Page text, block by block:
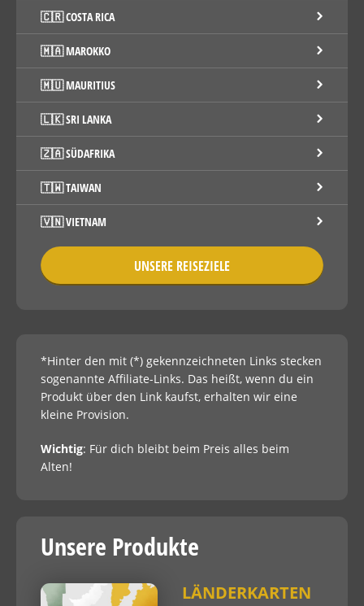
🇨🇷 COSTA RICA
🇲🇦 MAROKKO
🇲🇺 MAURITIUS
🇱🇰 SRI LANKA
🇿🇦 SÜDAFRIKA
🇹🇼 TAIWAN
🇻🇳 VIETNAM
UNSERE REISEZIELE
*Hinter den mit (*) gekennzeichneten Links stecken
sogenannte Affiliate-Links. Das heißt, wenn du ein
Produkt über den Link kaufst, erhalten wir eine
kleine Provision.
Wichtig: Für dich bleibt beim Preis alles beim
Alten!
Unsere Produkte
LÄNDERKARTEN